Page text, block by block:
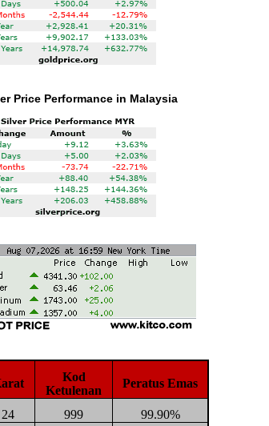
Price Performance in Malaysia
Kod
Ketulenan
Peratus Emas
24 999
99.90%